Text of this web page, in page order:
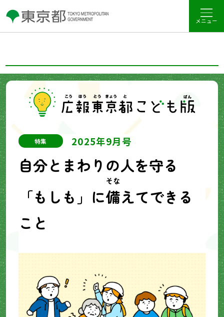
メニュー
特集 2025年9月号
自分とまわりの人を守る
「もしも」に備
そな
えてできる
こと